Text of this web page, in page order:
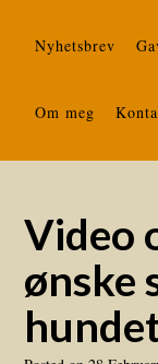
Nyhetsbrev
Om meg
Video
ønske